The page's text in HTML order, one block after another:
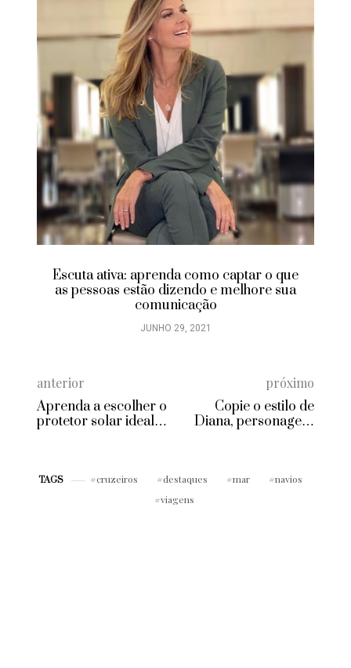
Aprenda como aumentar suas vendas
pelo Instagram
JUNHO 28, 2021
anterior
Aprenda a escolher o
protetor solar ideal
próximo
Copie o estilo de
Diana, personagem
TAGS cruzeiros destaques mar
navios
viagens